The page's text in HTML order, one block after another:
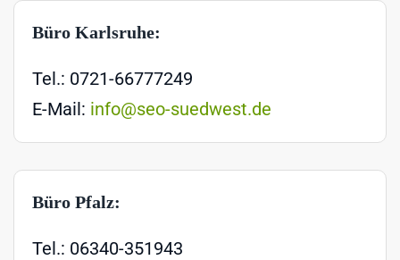
Büro Karlsruhe:
Tel.: 0721-66777249
E-Mail: info@seo-suedwest.de
Büro Pfalz:
Tel.: 06340-351943